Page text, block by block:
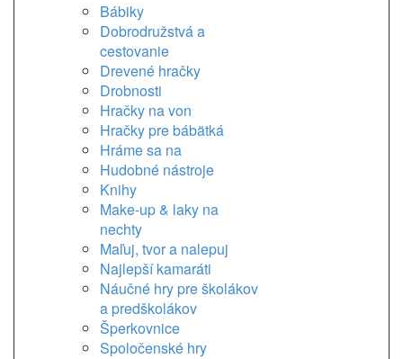
Bábiky
Dobrodružstvá a
cestovanie
Drevené hračky
Drobnosti
Hračky na von
Hračky pre bábätká
Hráme sa na
Hudobné nástroje
Knihy
Make-up & laky na
nechty
Maľuj, tvor a nalepuj
Najlepší kamaráti
Náučné hry pre školákov
a predškolákov
Šperkovnice
Spoločenské hry